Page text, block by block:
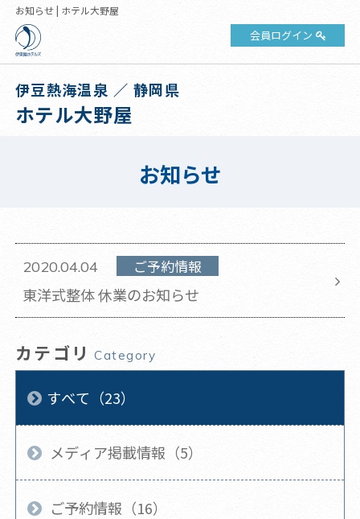
お知らせ | ホテル大野屋
会員ログイン
伊豆熱海温泉 ／ 静岡県
ホテル大野屋
お知らせ
2020.04.04 ご予約情報
東洋式整体 休業のお知らせ
カテゴリ Category
すべて（23）
メディア掲載情報（5）
ご予約情報（16）